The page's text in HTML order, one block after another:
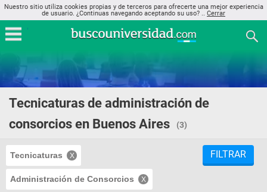
Nuestro sitio utiliza cookies propias y de terceros para ofrecerte una mejor experiencia
de usuario. ¿Continuas navegando aceptando su uso? .. Cerrar
Tecnicaturas de administración de
consorcios en Buenos Aires
(3)
Tecnicaturas
Administración de Consorcios
FILTRAR